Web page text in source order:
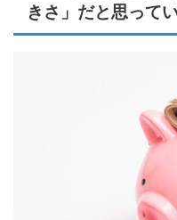
きさ」だと思って